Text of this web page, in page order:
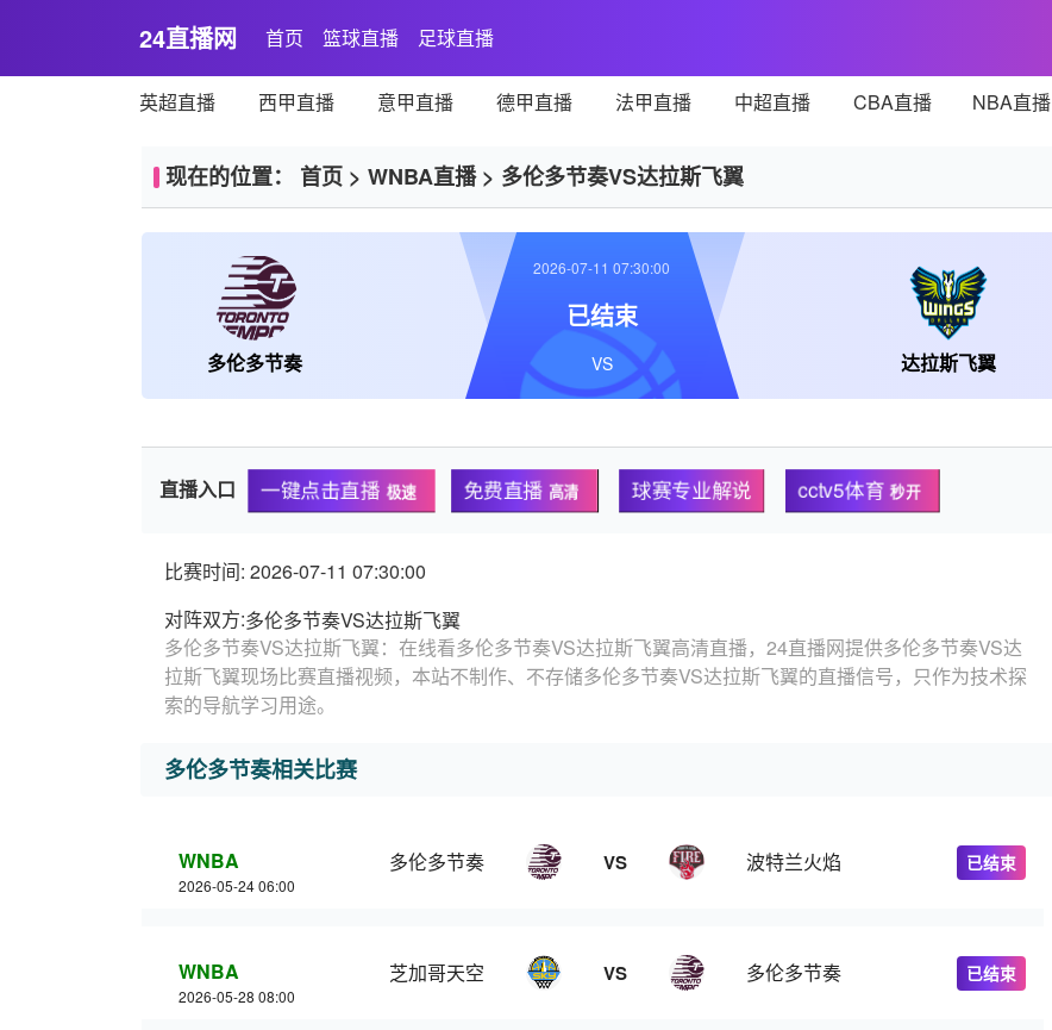
24直播网 首页 篮球直播 足球直播
英超直播 西甲直播 意甲直播 德甲直播 法甲直播 中超直播 CBA直播 NBA直播
现在的位置： 首页 > WNBA直播> 多伦多节奏VS达拉斯飞翼
多伦多节奏 达拉斯飞翼
2026-07-11 07:30:00
已结束
VS
直播入口 一键点击直播 极速 免费直播 高清 球赛专业解说 cctv5体育 秒开
比赛时间: 2026-07-11 07:30:00
对阵双方:多伦多节奏VS达拉斯飞翼
多伦多节奏VS达拉斯飞翼：在线看多伦多节奏VS达拉斯飞翼高清直播，24直播网提供多伦多节奏VS达
拉斯飞翼现场比赛直播视频，本站不制作、不存储多伦多节奏VS达拉斯飞翼的直播信号，只作为技术探
索的导航学习用途。
多伦多节奏相关比赛
WNBA
2026-05-24 06:00
多伦多节奏 VS 波特兰火焰 已结束
WNBA
2026-05-28 08:00
芝加哥天空 VS 多伦多节奏 已结束